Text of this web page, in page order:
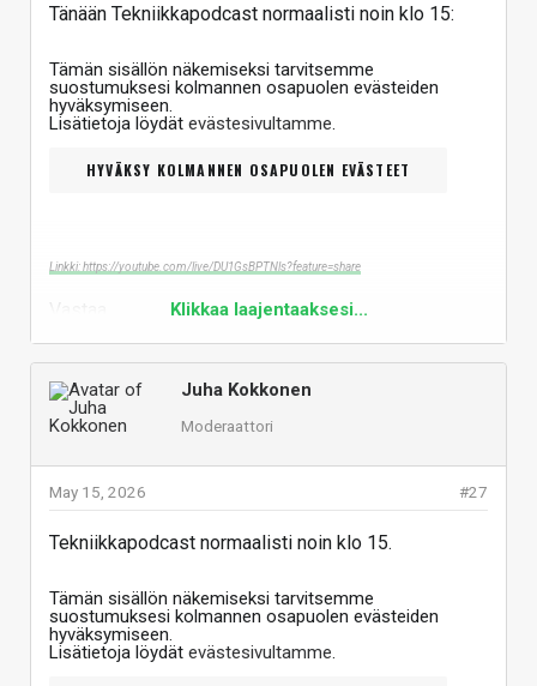
Tänään Tekniikkapodcast normaalisti noin klo 15:
Tämän sisällön näkemiseksi tarvitsemme
suostumuksesi kolmannen osapuolen evästeiden
hyväksymiseen.
Lisätietoja löydät evästesivultamme
HYVÄKSY KOLMANNEN OSAPUOLEN EVÄSTEET
Linkki: https://youtube.com/live/DU1GsBPTNls?feature=share
Klikkaa laajentaaksesi...
Juha Kokkonen
Moderaattori
#27
May 15, 2026
Tekniikkapodcast normaalisti noin klo 15.
Tämän sisällön näkemiseksi tarvitsemme
suostumuksesi kolmannen osapuolen evästeiden
hyväksymiseen.
Lisätietoja löydät evästesivultamme